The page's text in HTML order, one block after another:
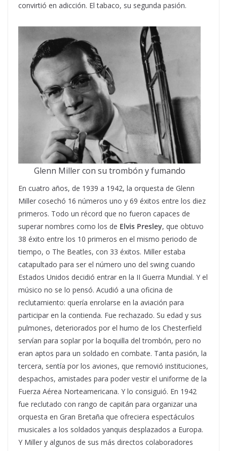
convirtió en adicción. El tabaco, su segunda pasión.
Glenn Miller con su trombón y fumando
En cuatro años, de 1939 a 1942, la orquesta de Glenn
Miller cosechó 16 números uno y 69 éxitos entre los diez
primeros. Todo un récord que no fueron capaces de
superar nombres como los de Elvis Presley, que obtuvo
38 éxito entre los 10 primeros en el mismo periodo de
tiempo, o The Beatles, con 33 éxitos. Miller estaba
catapultado para ser el número uno del swing cuando
Estados Unidos decidió entrar en la II Guerra Mundial. Y el
músico no se lo pensó. Acudió a una oficina de
reclutamiento: quería enrolarse en la aviación para
participar en la contienda. Fue rechazado. Su edad y sus
pulmones, deteriorados por el humo de los Chesterfield
servían para soplar por la boquilla del trombón, pero no
eran aptos para un soldado en combate. Tanta pasión, la
tercera, sentía por los aviones, que removió instituciones,
despachos, amistades para poder vestir el uniforme de la
Fuerza Aérea Norteamericana. Y lo consiguió. En 1942
fue reclutado con rango de capitán para organizar una
orquesta en Gran Bretaña que ofreciera espectáculos
musicales a los soldados yanquis desplazados a Europa.
Y Miller y algunos de sus más directos colaboradores